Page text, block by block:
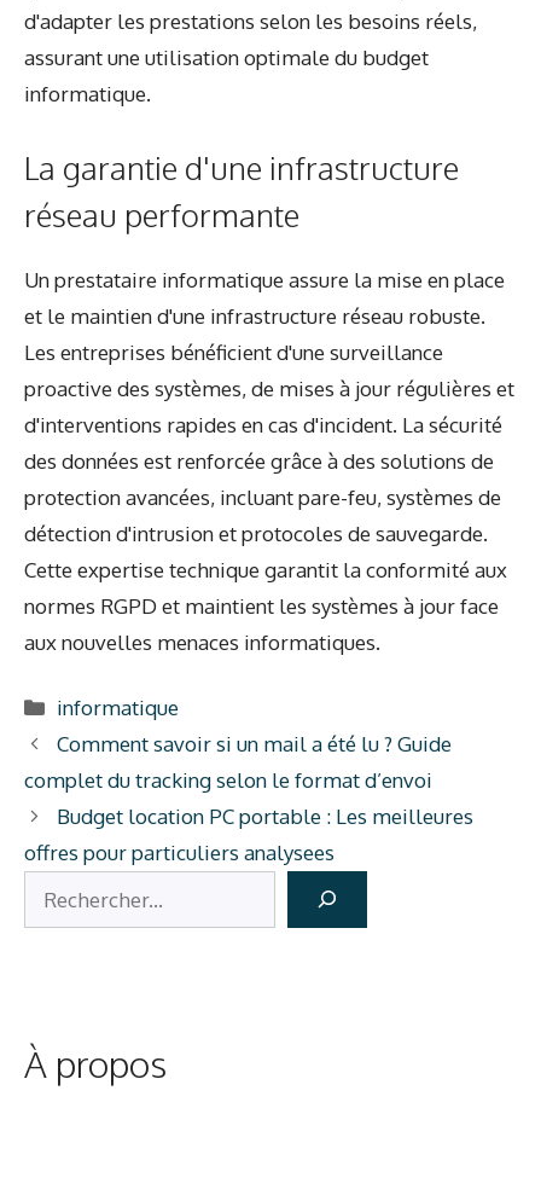
d'adapter les prestations selon les besoins réels,
assurant une utilisation optimale du budget
informatique.
La garantie d'une infrastructure
réseau performante
Un prestataire informatique assure la mise en place
et le maintien d'une infrastructure réseau robuste.
Les entreprises bénéficient d'une surveillance
proactive des systèmes, de mises à jour régulières et
d'interventions rapides en cas d'incident. La sécurité
des données est renforcée grâce à des solutions de
protection avancées, incluant pare-feu, systèmes de
détection d'intrusion et protocoles de sauvegarde.
Cette expertise technique garantit la conformité aux
normes RGPD et maintient les systèmes à jour face
aux nouvelles menaces informatiques.
Catégories
informatique
Comment savoir si un mail a été lu ? Guide
complet du tracking selon le format d’envoi
Budget location PC portable : Les meilleures
offres pour particuliers analysees
Rechercher
À propos